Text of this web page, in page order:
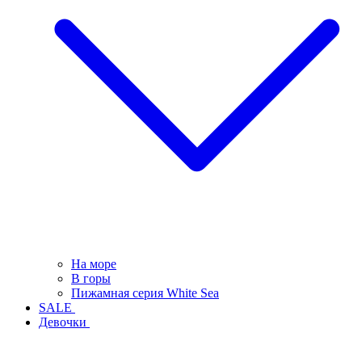
На море
В горы
Пижамная серия White Sea
SALE
Девочки